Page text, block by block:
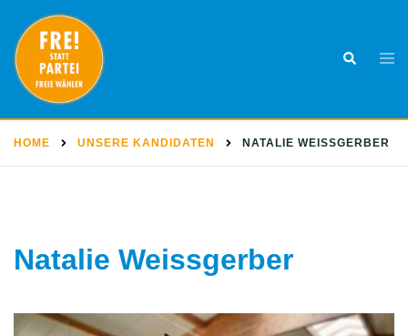
content
Search
HOME UNSERE KANDIDATEN NATALIE WEISSGERBER
Natalie Weissgerber